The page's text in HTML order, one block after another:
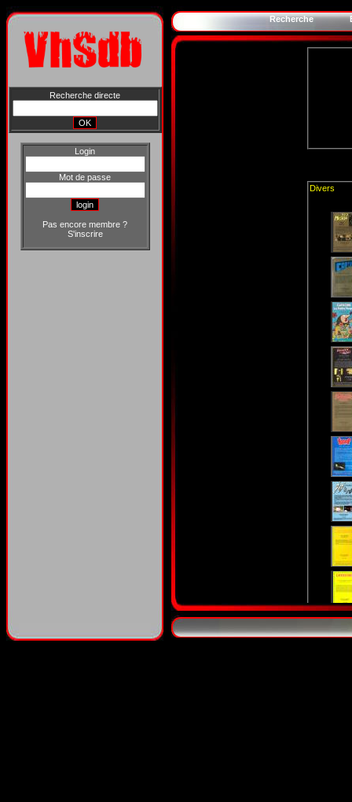
Recherche directe
Login
Mot de passe
Pas encore membre ?
S'inscrire
Recherche
Divers